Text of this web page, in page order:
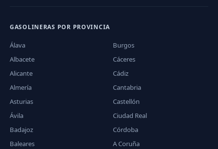
GASOLINERAS POR PROVINCIA
Álava
Albacete
Alicante
Almería
Asturias
Ávila
Badajoz
Baleares
Burgos
Cáceres
Cádiz
Cantabria
Castellón
Ciudad Real
Córdoba
A Coruña